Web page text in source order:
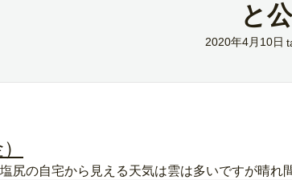
と
2020年4月10日
尻の自宅から見える天気は雲は多いですが晴れ